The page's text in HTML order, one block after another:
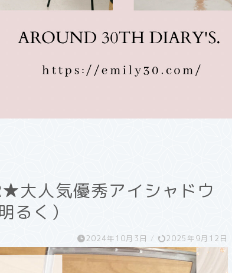
大人気優秀アイシャドウ
るく）
2024年10月3日 / 2025年9月12日